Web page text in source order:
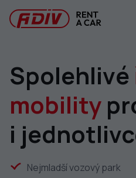
Spolehlivé
mobility
i
Nejmladší vozový park